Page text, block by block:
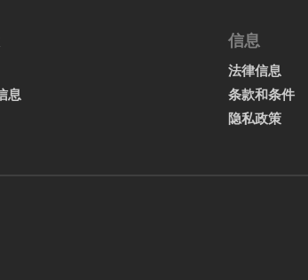
息
信息
法律信息
条款和条件
隐私政策